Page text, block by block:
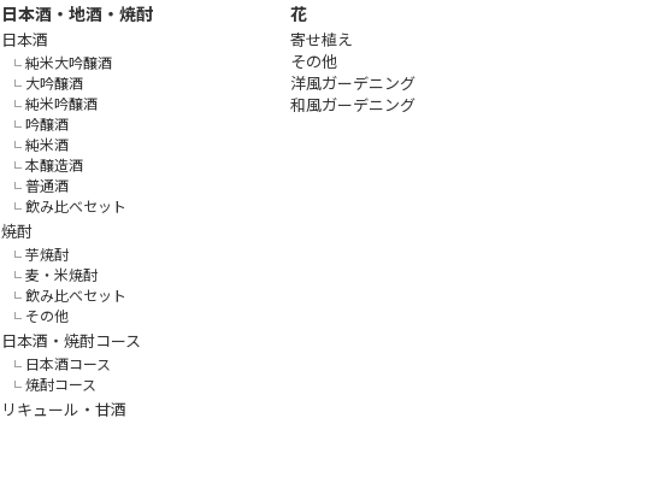
日本酒・地酒・焼酎
日本酒
純米大吟醸酒
大吟醸酒
純米吟醸酒
吟醸酒
純米酒
本醸造酒
普通酒
飲み比べセット
焼酎
芋焼酎
麦・米焼酎
飲み比べセット
その他
日本酒・焼酎コース
日本酒コース
焼酎コース
リキュール・甘酒
花
寄せ植え
その他
洋風ガーデニング
和風ガーデニング